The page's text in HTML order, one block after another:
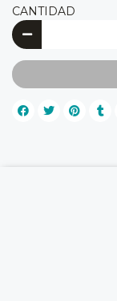
CANTIDAD